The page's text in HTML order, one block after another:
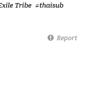
Tribe #thaisub
Report